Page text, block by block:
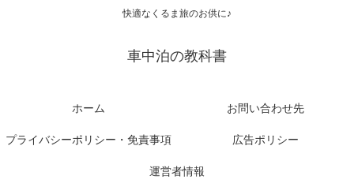
快適なくるま旅のお供に♪
車中泊の教科書
ホーム お問い合わせ先
プライバシーポリシー・免責事項 広告ポリシー
運営者情報